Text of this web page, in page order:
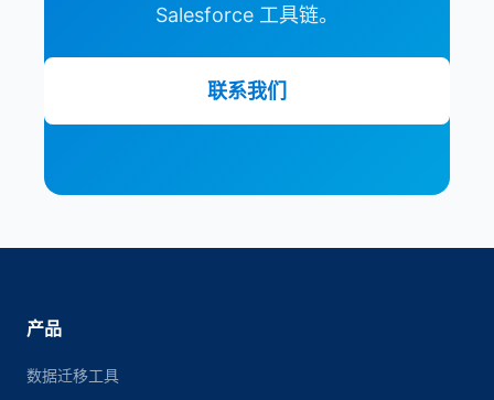
Salesforce 工具链。
联系我们
产品
数据迁移工具